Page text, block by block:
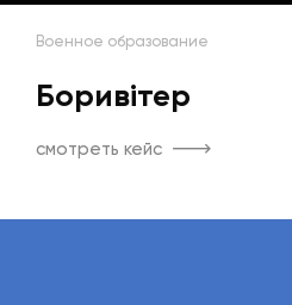
Военное образование
Боривітер
смотреть кейс